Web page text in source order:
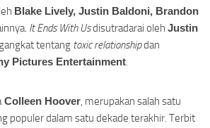
Blake Lively, Justin Baldoni, Brandon
It Ends With Usdisutradarai oleh Justin
tentang toxic relationshipdan
Pictures Entertainment.
Colleen Hoover, merupakan salah satu
populer dalam satu dekade terakhir. Terbit